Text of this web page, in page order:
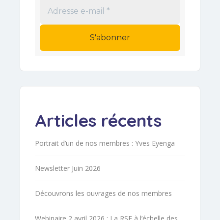
*
Articles récents
Portrait d’un de nos membres : Yves Eyenga
Newsletter Juin 2026
Découvrons les ouvrages de nos membres